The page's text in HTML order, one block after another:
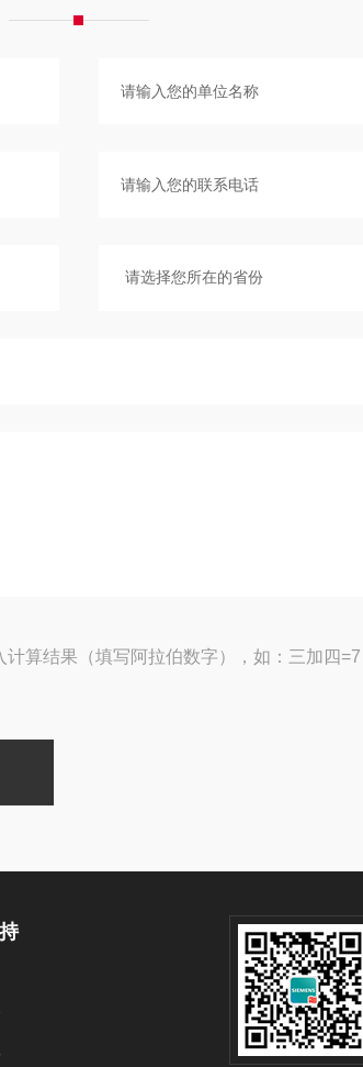
计算结果（填写阿拉伯数字），如：三加四=7